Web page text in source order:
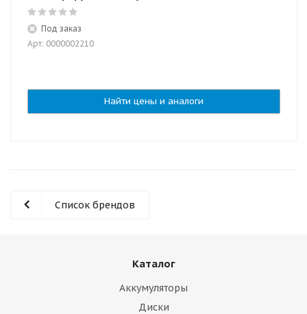
Под заказ
Арт: 0000002210
Найти цены и аналоги
Список брендов
Каталог
Аккумуляторы
Диски